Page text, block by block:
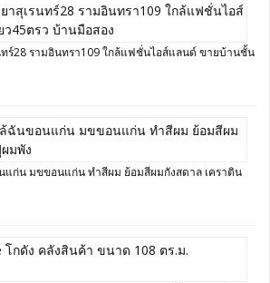
ทร์28 รามอินทรา109 ใกล้แฟชั่นไอส์แลนด์ ขายบ้านชั้น
แก่น มขขอนแก่น ทำสีผม ย้อมสีผมกังสดาล เคราติน